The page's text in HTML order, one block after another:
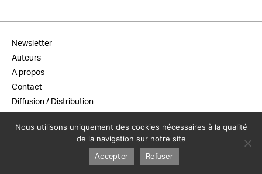
Newsletter
Auteurs
A propos
Contact
Diffusion / Distribution
Mentions légales
Nous utilisons uniquement des cookies nécessaires à la qualité
de la navigation sur notre site
Accepter Refuser